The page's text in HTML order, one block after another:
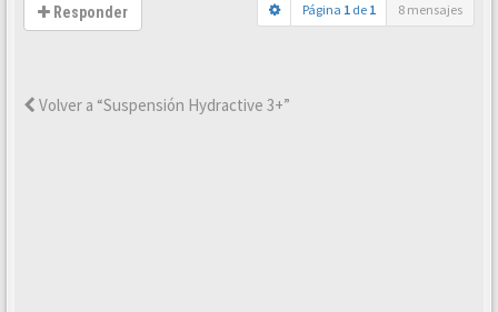
Responder Página 1 de 1 8 mensajes
Volver a “Suspensión Hydractive 3+”